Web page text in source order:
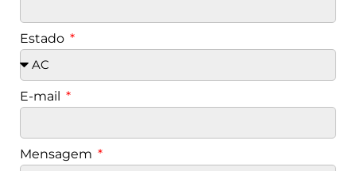
Estado
E-mail
Mensagem